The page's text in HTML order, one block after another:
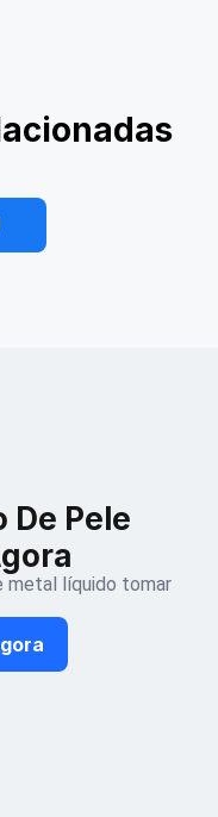
mation Me!
IA
De Pele
metal líquido tomar